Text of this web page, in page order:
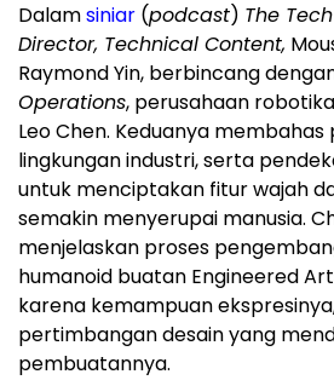
Dalamsiniar (podcast) The
Director, Technical Content,
Raymond Yin, berbincang
Operations, perusahaan
Leo Chen. Keduanya
lingkungan industri, serta
untuk menciptakan fitur wajah
semakin menyerupai manusia.
menjelaskan proses
humanoid buatan Engineered
karena kemampuan
pertimbangan desain yang
pembuatannya.